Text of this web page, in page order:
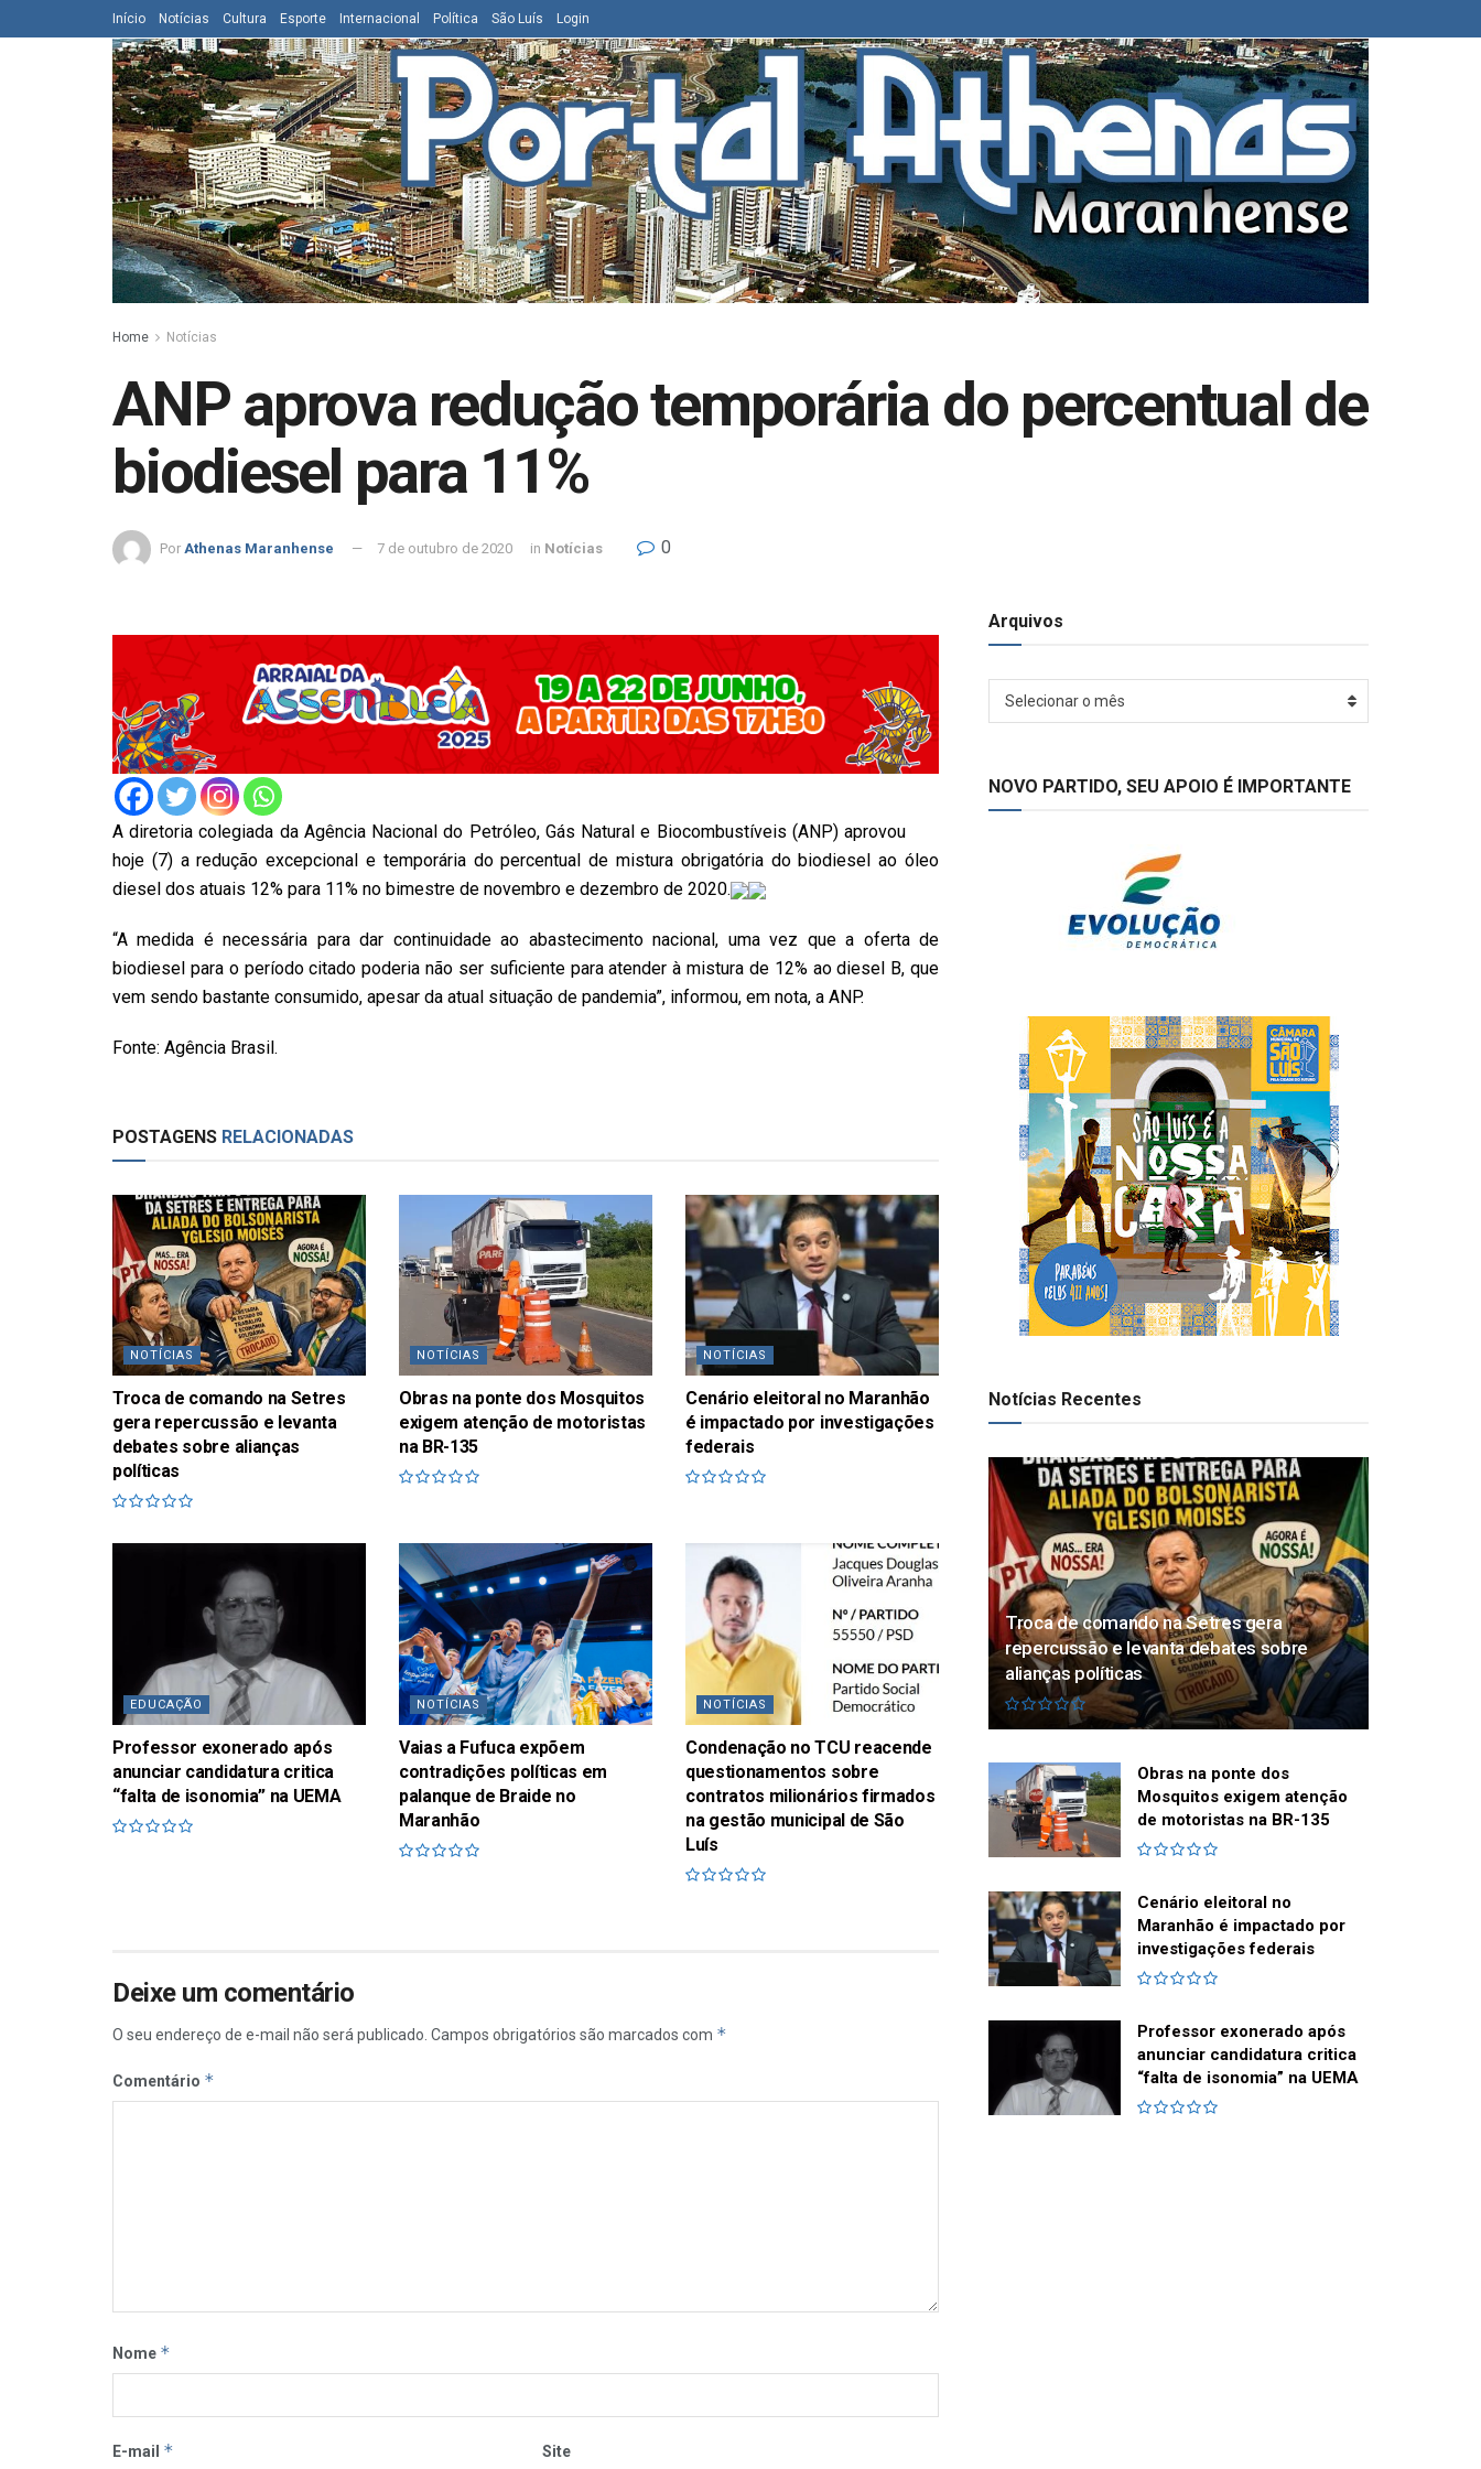
Início Notícias Cultura Esporte Internacional Política São Luís Login
Home Notícias
ANP aprova redução temporária do percentual de
biodiesel para 11%
Por Athenas Maranhense 7 de outubro de 2020 in Notícias 0
A diretoria colegiada da Agência Nacional do Petróleo, Gás Natural e Biocombustíveis (ANP) aprovou
hoje (7) a redução excepcional e temporária do percentual de mistura obrigatória do biodiesel ao óleo
diesel dos atuais 12% para 11% no bimestre de novembro e dezembro de 2020.
“A medida é necessária para dar continuidade ao abastecimento nacional, uma vez que a oferta de
biodiesel para o período citado poderia não ser suficiente para atender à mistura de 12% ao diesel B, que
vem sendo bastante consumido, apesar da atual situação de pandemia”, informou, em nota, a ANP.
Fonte: Agência Brasil.
POSTAGENS RELACIONADAS
NOTÍCIAS
Troca de comando na Setres
gera repercussão e levanta
debates sobre alianças
políticas
NOTÍCIAS
Obras na ponte dos Mosquitos
exigem atenção de motoristas
na BR-135
NOTÍCIAS
Cenário eleitoral no Maranhão
é impactado por investigações
federais
EDUCAÇÃO
Professor exonerado após
anunciar candidatura critica
“falta de isonomia” na UEMA
NOTÍCIAS
Vaias a Fufuca expõem
contradições políticas em
palanque de Braide no
Maranhão
NOTÍCIAS
Condenação no TCU reacende
questionamentos sobre
contratos milionários firmados
na gestão municipal de São
Luís
Deixe um comentário
O seu endereço de e-mail não será publicado. Campos obrigatórios são marcados com *
Comentário *
Nome *
E-mail * Site
Arquivos
Arquivos
Selecionar o mês
NOVO PARTIDO, SEU APOIO É IMPORTANTE
Notícias Recentes
Troca de comando na Setres gera
repercussão e levanta debates sobre
alianças políticas
Obras na ponte dos
Mosquitos exigem atenção
de motoristas na BR-135
Cenário eleitoral no
Maranhão é impactado por
investigações federais
Professor exonerado após
anunciar candidatura critica
“falta de isonomia” na UEMA